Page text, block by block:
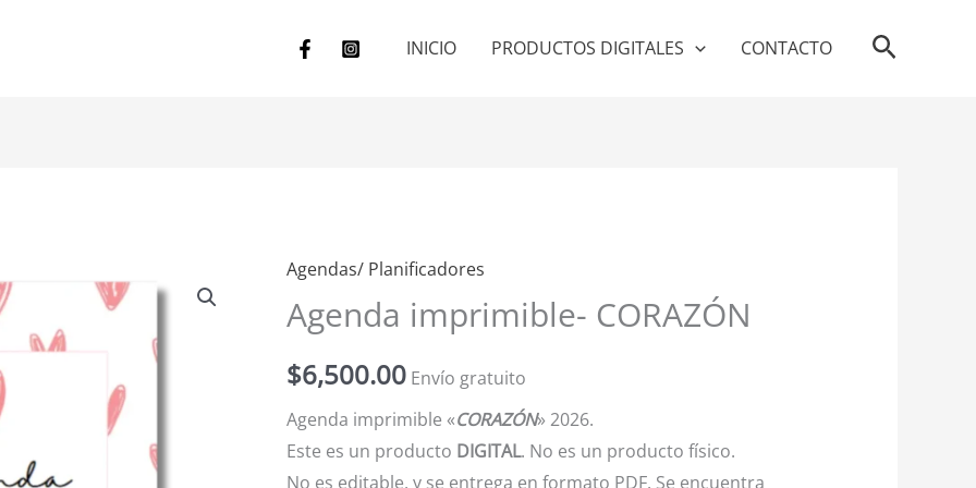
INICIO PRODUCTOS DIGITALES CONTACTO Buscar
Agendas/ Planificadores
Agenda imprimible- CORAZÓN
$6,500.00 Envío gratuito
Agenda imprimible «CORAZÓN» 2026.
Este es un producto DIGITAL. No es un producto físico.
No es editable, y se entrega en formato PDF. Se encuentra
Agenda
imprimible-
CORAZÓN
cantidad